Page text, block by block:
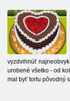
vyzdvihnúť
urobené všetko - od
mal byť tortu pôvodný